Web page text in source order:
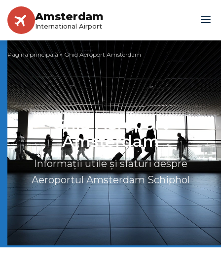
Amsterdam
International Airport
Pagina principală » Ghid Aeroport Amsterdam
Ghid Aeroport
Amsterdam
Informații utile și sfaturi despre
Aeroportul Amsterdam Schiphol